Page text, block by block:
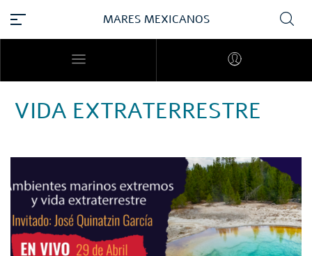
MARES MEXICANOS
VIDA EXTRATERRESTRE